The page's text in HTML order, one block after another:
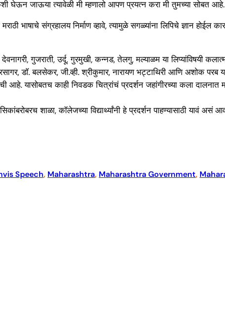
घेऊन जाऊया त्यावेळी मी म्हणालो आपण प्रयत्न करा मी तुमच्या सोबत आहे.
भाषाचे संग्रहालय निर्माण व्हावे, त्यामुळे सगळ्यांना लिपिचे ज्ञान होईल
ते देवनागरी, गुजराती, उर्दू, गुरमुखी, कन्नड, तेलगु, मल्याळम या लिप्यांविषयी
डॉ. बलसेकर, जी.व्ही. श्रीकुमार, नारायण भट्टाथिरी आणि अशोक
यासोबतच काही निवडक चित्रांचं प्रदर्शन जहांगीरच्या कला दालनात
शाळा, कॉलेजच्या विद्यार्थ्यांनी हे प्रदर्शन पाहण्यासाठी
Speech, Maharashtra, Maharashtra Government,